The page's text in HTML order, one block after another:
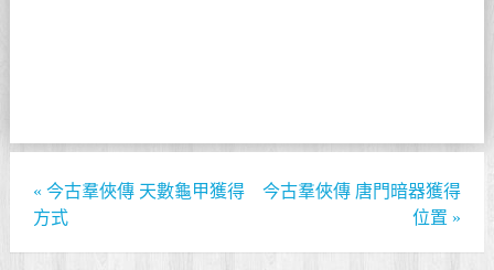
« 今古羣俠傳 天數龜甲獲得
方式
今古羣俠傳 唐門暗器獲得
位置 »